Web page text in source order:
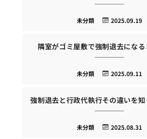
2025.09.19
未分類
隣室がゴミ屋敷で強制退去にな
2025.09.11
未分類
強制退去と行政代執行その違いを
2025.08.31
未分類